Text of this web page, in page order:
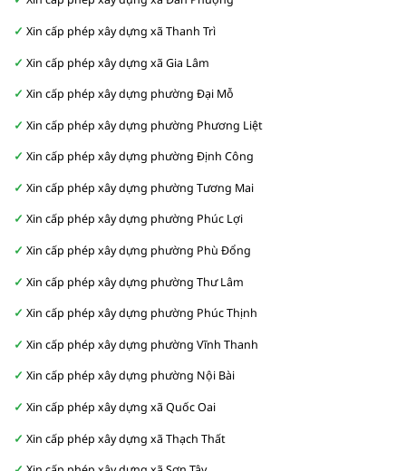
Xin cấp phép xây dựng xã Thanh Trì
Xin cấp phép xây dựng xã Gia Lâm
Xin cấp phép xây dựng phường Đại Mỗ
Xin cấp phép xây dựng phường Phương Liệt
Xin cấp phép xây dựng phường Định Công
Xin cấp phép xây dựng phường Tương Mai
Xin cấp phép xây dựng phường Phúc Lợi
Xin cấp phép xây dựng phường Phù Đổng
Xin cấp phép xây dựng phường Thư Lâm
Xin cấp phép xây dựng phường Phúc Thịnh
Xin cấp phép xây dựng phường Vĩnh Thanh
Xin cấp phép xây dựng phường Nội Bài
Xin cấp phép xây dựng xã Quốc Oai
Xin cấp phép xây dựng xã Thạch Thất